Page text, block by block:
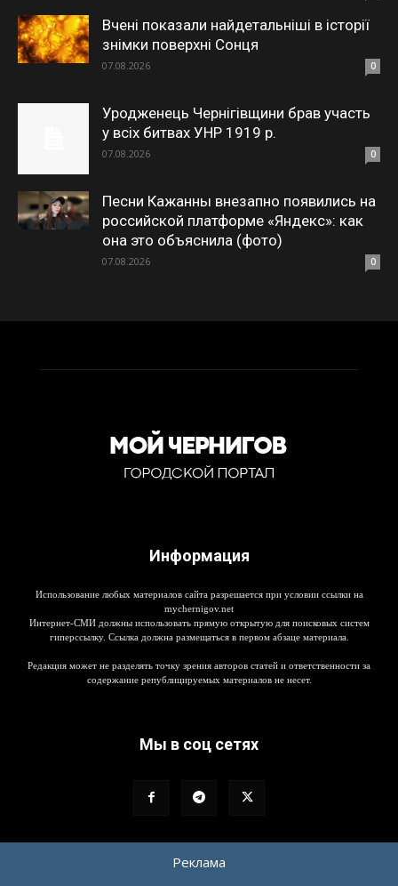
Вчені показали найдетальніші в історії
знімки поверхні Сонця
07.08.2026 0
Уродженець Чернігівщини брав участь
у всіх битвах УНР 1919 р.
07.08.2026 0
Песни Кажанны внезапно появились на
российской платформе «Яндекс»: как
она это объяснила (фото)
07.08.2026 0
Информация
Использование любых материалов сайта разрешается при условии ссылки на
mychernigov.net
Интернет-СМИ должны использовать прямую открытую для поисковых систем
гиперссылку. Ссылка должна размещаться в первом абзаце материала.
Редакция может не разделять точку зрения авторов статей и ответственности за
содержание републицируемых материалов не несет.
Мы в соц сетях
Реклама